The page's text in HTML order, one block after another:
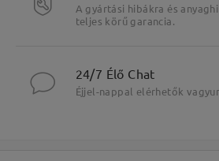
A gyártási hibákra és
teljes körű garancia.
24/7 Élő Chat
Éjjel-nappal elérhetők